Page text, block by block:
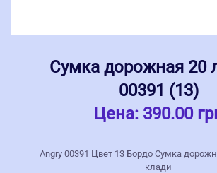
Сумка дорожная 20
00391 (13)
Цена: 390.00
Angry 00391 Цвет 13 Бордо Сумка
клади